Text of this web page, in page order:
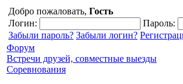
Добро пожаловать, Гость
Логин:
Пароль:
Забыли пароль? Забыли логин?
Форум
Встречи друзей, совместные выезды
Соревнования